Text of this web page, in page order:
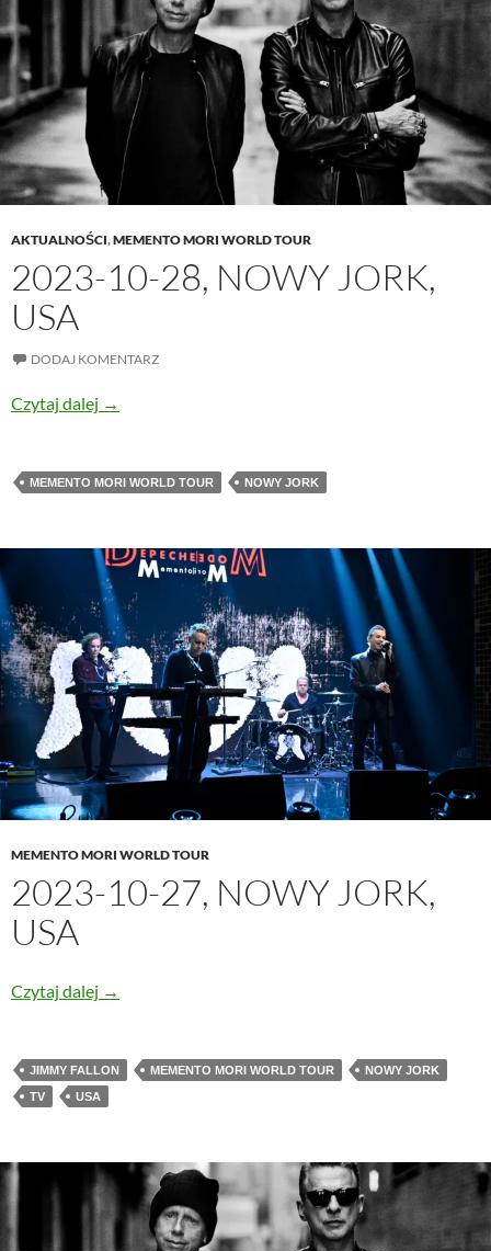
AKTUALNOŚCI,MEMENTO MORI WORLD TOUR
2023-10-28, NOWY JORK,
USA
DODAJ KOMENTARZ
Czytaj dalej 2023-10-28, Nowy Jork, USA
→
MEMENTO MORI WORLD TOUR NOWY JORK
MEMENTO MORI WORLD TOUR
2023-10-27, NOWY JORK,
USA
Czytaj dalej 2023-10-27, Nowy Jork, USA
→
JIMMY FALLON MEMENTO MORI WORLD TOUR
NOWY JORK
TV
USA